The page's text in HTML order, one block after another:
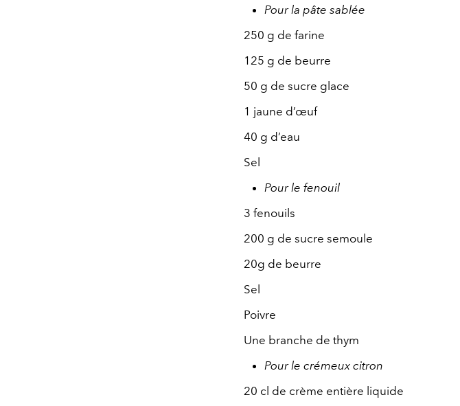
Pour la pâte sablée
250 g de farine
125 g de beurre
50 g de sucre glace
1 jaune d’œuf
40 g d’eau
Sel
Pour le fenouil
3 fenouils
200 g de sucre semoule
20g de beurre
Sel
Poivre
Une branche de thym
Pour le crémeux citron
20 cl de crème entière liquide